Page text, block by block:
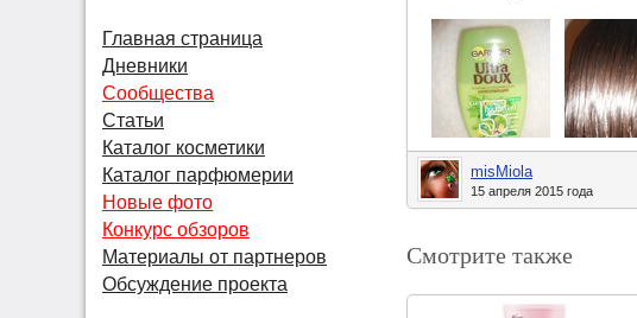
misMiola
15 апреля 2015 года
Смотрите также
Главная страница
Дневники
Сообщества
Статьи
Каталог косметики
Каталог парфюмерии
Новые фото
Конкурс обзоров
Материалы от партнеров
Обсуждение проекта